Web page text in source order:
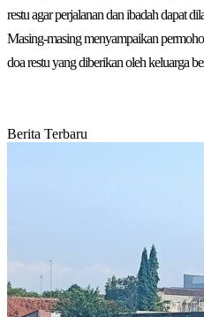
restu agar perjalanan dan ibadah dapat
Masing-masing menyampaikan
doa restu yang diberikan oleh keluarga
Berita Terbaru